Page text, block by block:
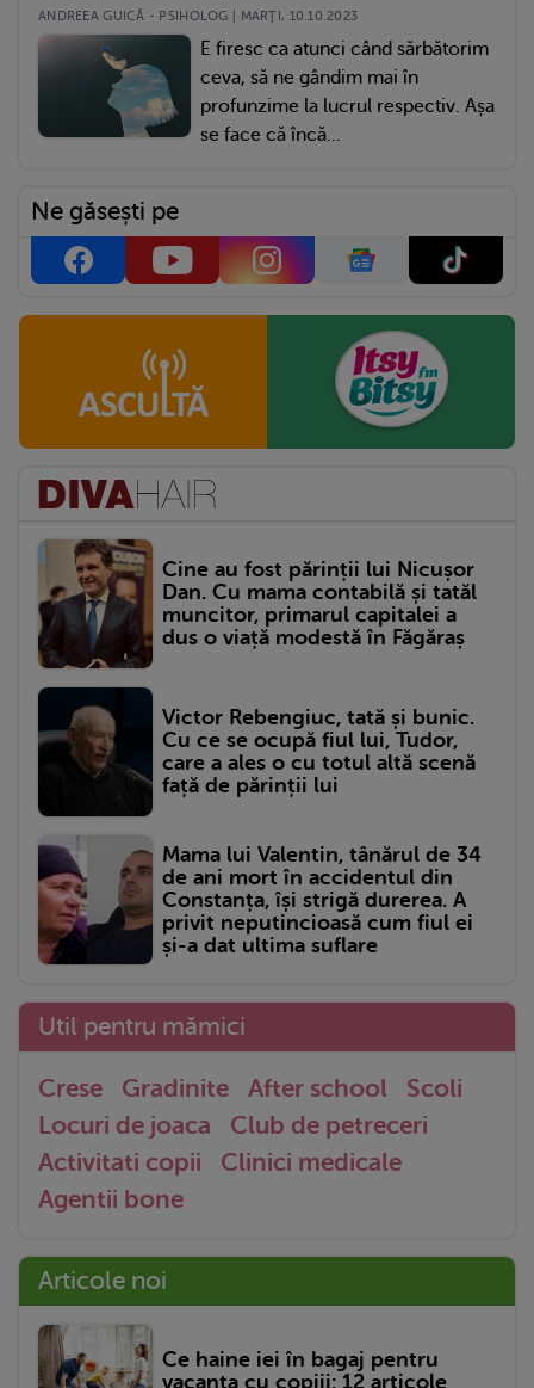
ANDREEA GUICĂ - PSIHOLOG | MARŢI, 10.10.2023
E firesc ca atunci când sărbătorim
ceva, să ne gândim mai în
profunzime la lucrul respectiv. Așa
se face că încă...
Ne găsești pe
Cine au fost părinții lui Nicușor
Dan. Cu mama contabilă și tatăl
muncitor, primarul capitalei a
dus o viață modestă în Făgăraș
Victor Rebengiuc, tată și bunic.
Cu ce se ocupă fiul lui, Tudor,
care a ales o cu totul altă scenă
față de părinții lui
Mama lui Valentin, tânărul de 34
de ani mort în accidentul din
Constanța, își strigă durerea. A
privit neputincioasă cum fiul ei
și-a dat ultima suflare
Util pentru mămici
Crese Gradinite After school
Scoli
Locuri de joaca
Club de petreceri
Activitati copii
Clinici medicale
Agentii bone
Articole noi
Ce haine iei în bagaj pentru
vacanța cu copiii: 12 articole